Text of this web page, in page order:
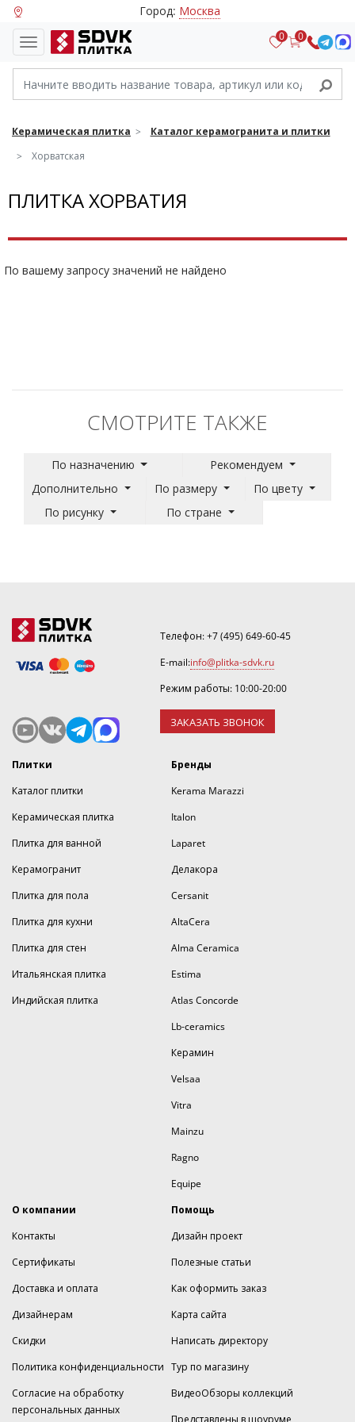
Город: Москва
0 0
Керамическая плитка
Каталог керамогранита и плитки
Хорватская
ПЛИТКА ХОРВАТИЯ
По вашему запросу значений не найдено
СМОТРИТЕ ТАКЖЕ
По назначению
Рекомендуем
Дополнительно
По размеру
По цвету
По рисунку
По стране
Телефон:+7 (495) 649-60-45
E-mail:info@plitka-sdvk.ru
Режим работы: 10:00-20:00
ЗАКАЗАТЬ ЗВОНОК
Плитки
Каталог плитки
Керамическая плитка
Плитка для ванной
Керамогранит
Плитка для пола
Плитка для кухни
Плитка для стен
Итальянская плитка
Индийская плитка
Бренды
Kerama Marazzi
Italon
Laparet
Делакора
Cersanit
AltaCera
Alma Ceramica
Estima
Atlas Concorde
Lb-ceramics
Керамин
Velsaa
Vitra
Mainzu
Ragno
Equipe
О компании
Контакты
Сертификаты
Доставка и оплата
Дизайнерам
Скидки
Политика конфиденциальности
Согласие на обработку
персональных данных
Помощь
Дизайн проект
Полезные статьи
Как оформить заказ
Карта сайта
Написать директору
Тур по магазину
ВидеоОбзоры коллекций
Представлены в шоуруме